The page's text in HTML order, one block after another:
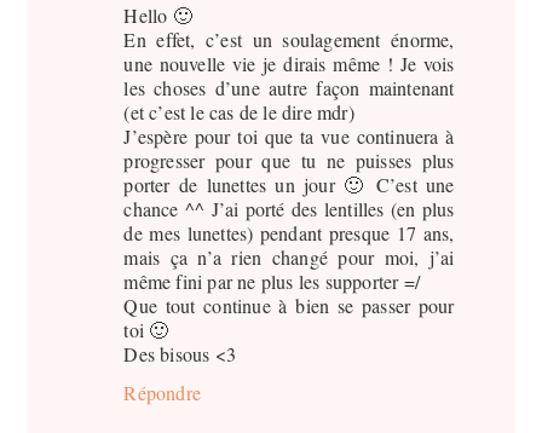
Hello 🙂
En effet, c’est un soulagement énorme,
une nouvelle vie je dirais même ! Je vois
les choses d’une autre façon maintenant
(et c’est le cas de le dire mdr)
J’espère pour toi que ta vue continuera à
progresser pour que tu ne puisses plus
porter de lunettes un jour 🙂 C’est une
chance ^^ J’ai porté des lentilles (en plus
de mes lunettes) pendant presque 17 ans,
mais ça n’a rien changé pour moi, j’ai
même fini par ne plus les supporter =/
Que tout continue à bien se passer pour
toi 🙂
Des bisous <3
Répondre